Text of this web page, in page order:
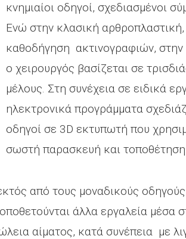
κνημιαίοι οδηγοί, σχεδιασμένοι
Ενώ στην κλασική αρθροπλαστική,
καθοδήγηση ακτινογραφιών, στην
ο χειρουργός βασίζεται σε
μέλους. Στη συνέχεια σε ειδικά
ηλεκτρονικά προγράμματα
οδηγοί σε 3D εκτυπωτή που
σωστή παρασκευή και
από τους μοναδικούς
άλλα εργαλεία μέσα
αίματος, κατά συνέπεια με